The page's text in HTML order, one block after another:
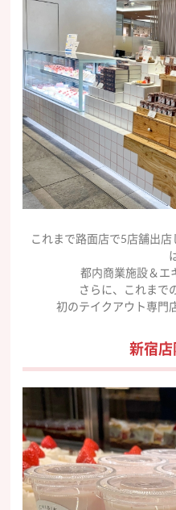
これまで路面店で5店舗出
都内商業施設＆エ
さらに、これまで
初のテイクアウト専門
新宿